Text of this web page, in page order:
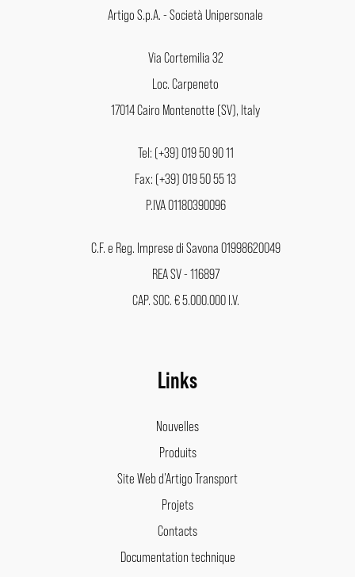
Artigo S.p.A. - Società Unipersonale
Via Cortemilia 32
Loc. Carpeneto
17014 Cairo Montenotte (SV), Italy
Tel: (+39) 019 50 90 11
Fax: (+39) 019 50 55 13
P.IVA 01180390096
C.F. e Reg. Imprese di Savona 01998620049
REA SV - 116897
CAP. SOC. € 5.000.000 I.V.
Links
Nouvelles
Produits
Site Web d’Artigo Transport
Projets
Contacts
Documentation technique